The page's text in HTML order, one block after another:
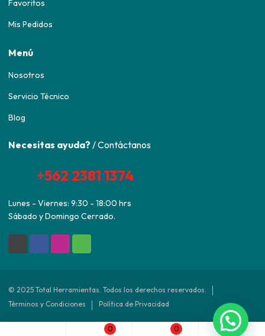
0 0
Favoritos
Mis Pedidos
Menú
Nosotros
Servicio Técnico
Blog
Necesitas ayuda? / Contáctanos
+562 2381 1374
Lunes - Viernes: 9:30 - 18:00 hrs
Sábado y Domingo Cerrado.
© 2025 Total Herramientas. Todos los derechos reservados.
Términos y Condiciones
Política de Privacidad
Desarrollado por